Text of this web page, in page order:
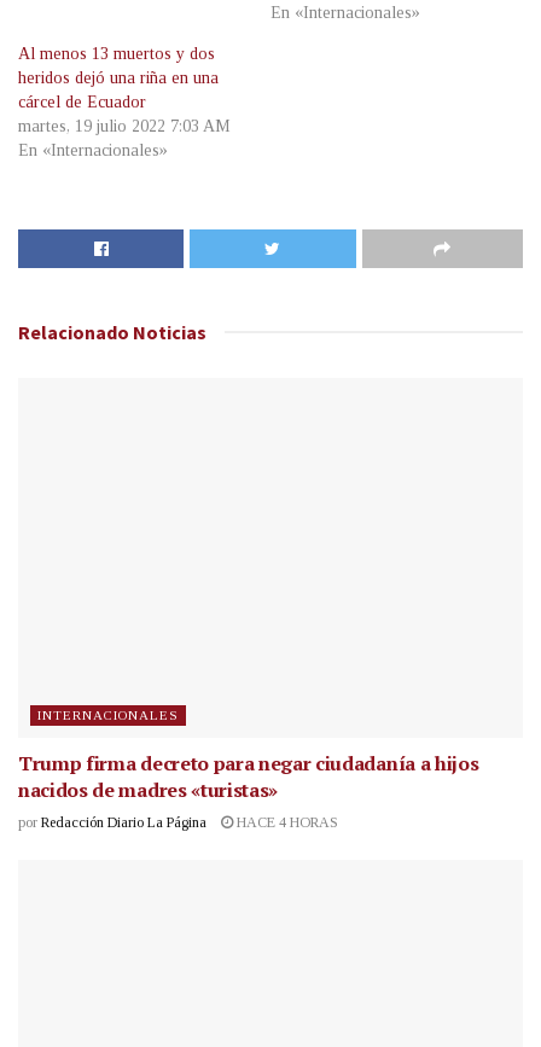
En «Internacionales»
Al menos 13 muertos y dos
heridos dejó una riña en una
cárcel de Ecuador
martes, 19 julio 2022 7:03 AM
En «Internacionales»
Relacionado Noticias
INTERNACIONALES
Trump firma decreto para negar ciudadanía a hijos
nacidos de madres «turistas»
por Redacción Diario La Página HACE 4 HORAS